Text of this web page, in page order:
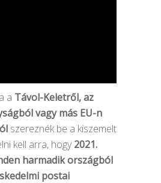
a Távol-Keletről, az
vagy más EU-n
szereznék be a kiszemelt
kell arra, hogy2021.
harmadik országból
postai